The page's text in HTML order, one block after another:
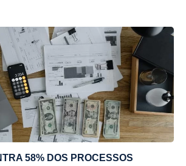
58% DOS PROCESSOS